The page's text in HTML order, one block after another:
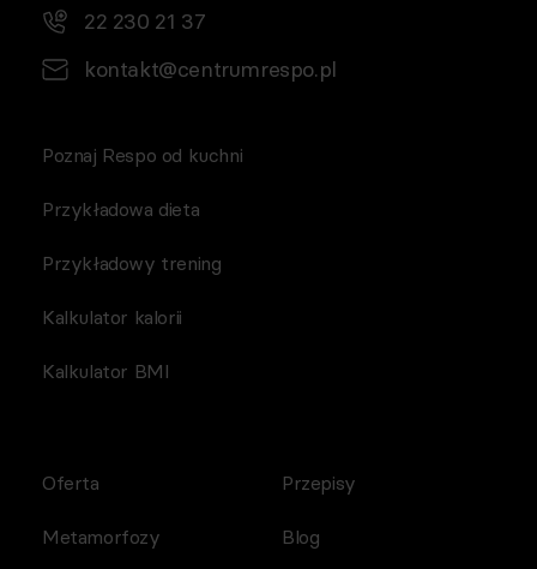
22 230 21 37
kontakt@centrumrespo.pl
Poznaj Respo od kuchni
Przykładowa dieta
Przykładowy trening
Kalkulator kalorii
Kalkulator BMI
Oferta
Metamorfozy
Przepisy
Blog